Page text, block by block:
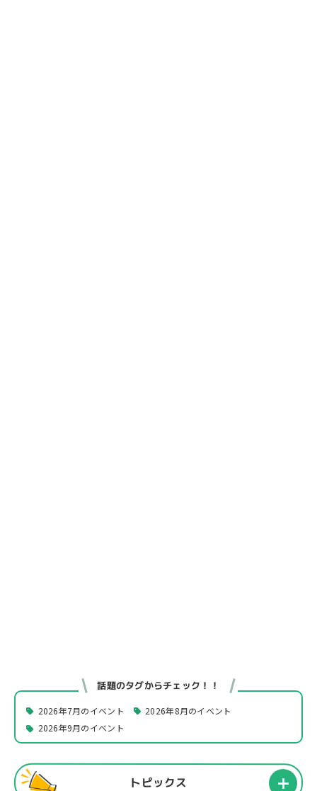
話題のタグからチェック！！
2026年7月のイベント
2026年8月のイベント
2026年9月のイベント
トピックス